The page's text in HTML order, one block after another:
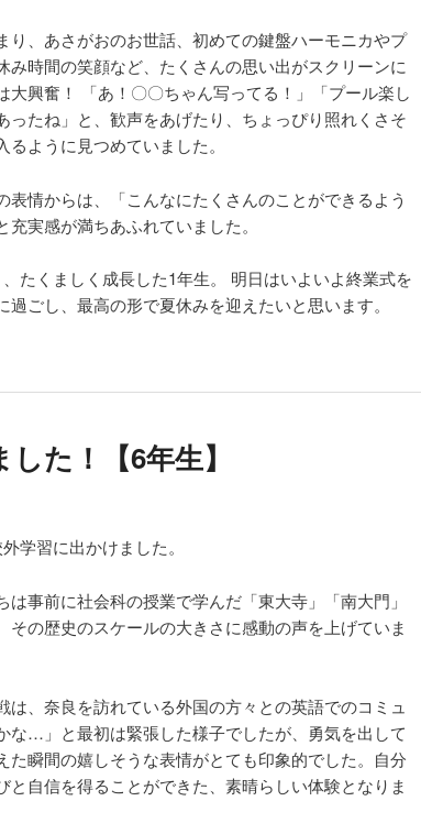
り、あさがおのお世話、初めての鍵盤ハーモニカやプ
み時間の笑顔など、たくさんの思い出がスクリーンに
大興奮！ 「あ！〇〇ちゃん写ってる！」「プール楽し
ったね」と、歓声をあげたり、ちょっぴり照れくさそ
ように見つめていました。
表情からは、「こんなにたくさんのことができるよう
実感が満ちあふれていました。
たくましく成長した1年生。 明日はいよいよ終業式を
ごし、最高の形で夏休みを迎えたいと思います。
た！【6年生】
学習に出かけました。
事前に社会科の授業で学んだ「東大寺」「南大門」
その歴史のスケールの大きさに感動の声を上げていま
は、奈良を訪れている外国の方々との英語でのコミュ
な…」と最初は緊張した様子でしたが、勇気を出して
た瞬間の嬉しそうな表情がとても印象的でした。自分
と自信を得ることができた、素晴らしい体験となりま